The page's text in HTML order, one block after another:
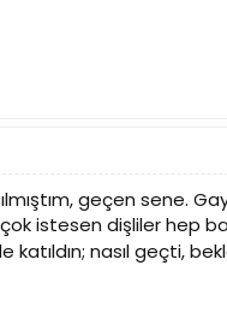
geçen sene.
istesen dişliler hep
katıldın; nasıl geçti,